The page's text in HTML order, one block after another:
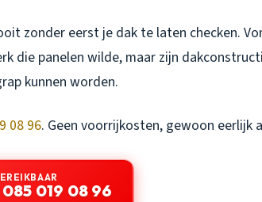
zonder eerst je dak te laten checken.
die panelen wilde, maar zijn
kunnen worden.
08 96. Geen voorrijkosten, gewoon eerlijk
085 019 08 96